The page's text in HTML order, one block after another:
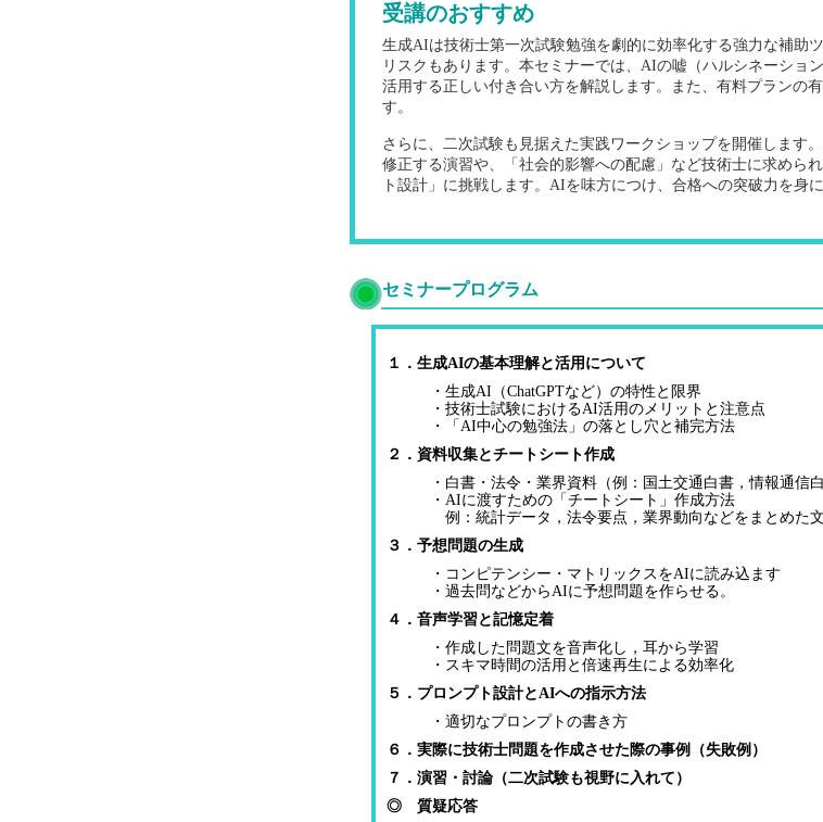
受講のおすすめ
生成AIは技術士第一次試験勉強を劇的に効率化する強力な補助
リスクもあります。本セミナーでは、AIの嘘（ハルシネーショ
活用する正しい付き合い方を解説します。また、有料プランの
す。
さらに、二次試験も見据えた実践ワークショップを開催します
修正する演習や、「社会的影響への配慮」など技術士に求めら
ト設計」に挑戦します。AIを味方につけ、合格への突破力を身
セミナープログラム
１．生成AIの基本理解と活用について
・生成AI（ChatGPTなど）の特性と限界
・技術士試験におけるAI活用のメリットと注意点
・「AI中心の勉強法」の落とし穴と補完方法
２．資料収集とチートシート作成
・白書・法令・業界資料（例：国土交通白書，情報通信
・AIに渡すための「チートシート」作成方法
例：統計データ，法令要点，業界動向などをまとめた
３．予想問題の生成
・コンピテンシー・マトリックスをAIに読み込ます
・過去問などからAIに予想問題を作らせる。
４．音声学習と記憶定着
・作成した問題文を音声化し，耳から学習
・スキマ時間の活用と倍速再生による効率化
５．プロンプト設計とAIへの指示方法
・適切なプロンプトの書き方
６．実際に技術士問題を作成させた際の事例（失敗例）
７．演習・討論（二次試験も視野に入れて）
◎ 質疑応答